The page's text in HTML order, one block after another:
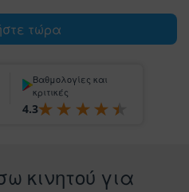
τώρα
Βαθμολογίες και
κριτικές
4.3
κινητού για